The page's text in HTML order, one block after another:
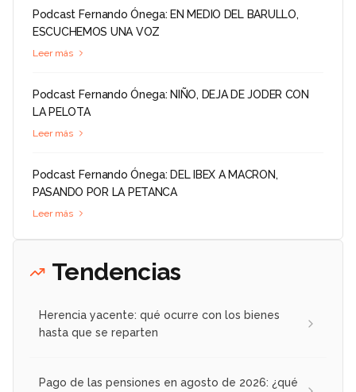
Podcast Fernando Ónega: EN MEDIO DEL BARULLO,
ESCUCHEMOS UNA VOZ
Leer más
Podcast Fernando Ónega: NIÑO, DEJA DE JODER CON
LA PELOTA
Leer más
Podcast Fernando Ónega: DEL IBEX A MACRON,
PASANDO POR LA PETANCA
Leer más
Tendencias
Herencia yacente: qué ocurre con los bienes
hasta que se reparten
Pago de las pensiones en agosto de 2026: ¿qué